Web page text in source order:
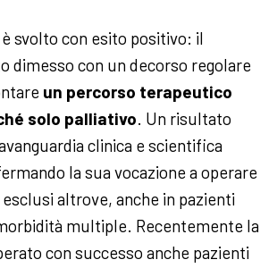
svolto con esito positivo: il
dimesso con un decorso regolare
un percorso terapeutico
solo palliativo. Un risultato
clinica e scientifica
la sua vocazione a operare
altrove, anche in pazienti
multiple. Recentemente la
con successo anche pazienti